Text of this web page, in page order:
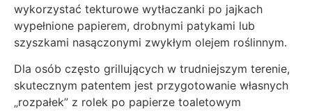
wykorzystać tekturowe wytłaczanki po jajkach
wypełnione papierem, drobnymi patykami lub
szyszkami nasączonymi zwykłym olejem roślinnym.
Dla osób często grillujących w trudniejszym terenie,
skutecznym patentem jest przygotowanie własnych
„rozpałek” z rolek po papierze toaletowym